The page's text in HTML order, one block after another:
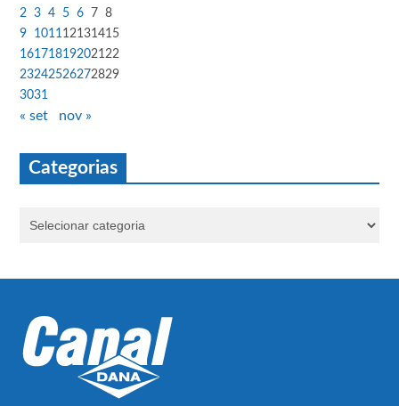
2
3 4 5 6 7 8
9
1011 12131415
161718192021 22
23242526272829
3031
« set nov »
Categorias